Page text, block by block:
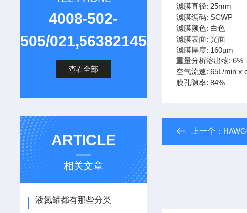
4008-502-
505/021,56382145
查看全部
ARTICLE
相关文章
液氮罐都有那些分类
滤膜直径: 25mm
滤膜编码: SCWP
滤膜颜色: 白色
滤膜表面: 光面
滤膜厚度: 160µm
重量分析溶出物: 6%
空气流速: 65L/min x
膜孔隙率: 84%
上一个：